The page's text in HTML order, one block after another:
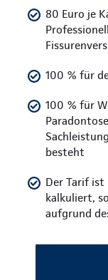
80 Euro je
100 % für
100 % für
besteht
Der Tarif
kalkuliert,
aufgrund